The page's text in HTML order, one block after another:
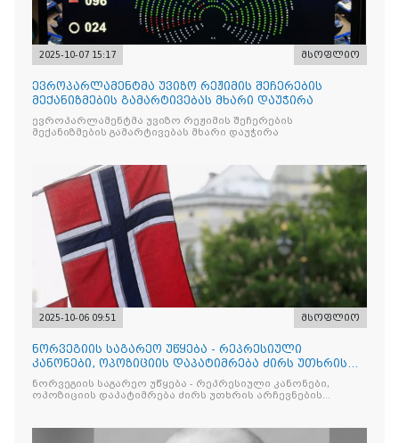
2025-10-07 15:17 მსოფლიო
ევროპარლამენტმა უვიზო რეჟიმის შეჩერების
მექანიზმების გამარტივებას მხარი დაუჭირა
ევროპარლამენტმა უვიზო რეჟიმის შეჩერების
მექანიზმების გამარტივებას მხარი დაუჭირა
2025-10-06 09:51 მსოფლიო
ნორვეგიის საგარეო უწყება - რეპრესიული
კანონები, ოპოზიციის დაპატიმრება ძირს უთხრის
არჩევნების ნდობას
ნორვეგიის საგარეო უწყება - რეპრესიული კანონები,
ოპოზიციის დაპატიმრება ძირს უთხრის არჩევნების